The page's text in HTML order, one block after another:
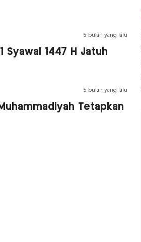
5 bulan yang lalu
Syawal 1447 H Jatuh
5 bulan yang lalu
Tetapkan